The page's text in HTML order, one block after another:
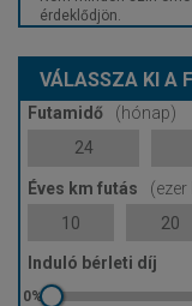
érdeklődjön.
VÁLASSZA KI A
Futamidő
(hónap)
24
Éves km futás
(ezer
10
20
Induló bérleti díj